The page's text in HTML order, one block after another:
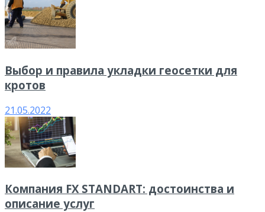
Выбор и правила укладки геосетки для
кротов
21.05.2022
Компания FX STANDART: достоинства и
описание услуг